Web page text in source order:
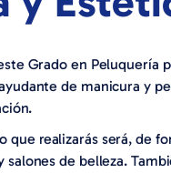
Grado en Peluquería
de manicura y
que realizarás será, de
de belleza.